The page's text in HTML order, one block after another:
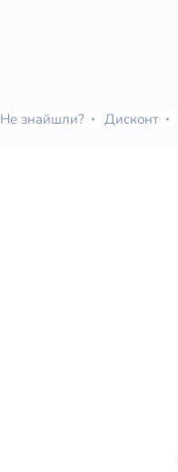
Не знайшли? Дисконт